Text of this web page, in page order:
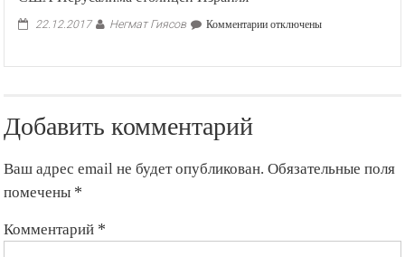
22.12.2017 Негмат Гиясов Комментариик
США
отключены
Добавить комментарий
Ваш адрес email не будет опубликован. Обязательные поля
помечены *
Комментарий *